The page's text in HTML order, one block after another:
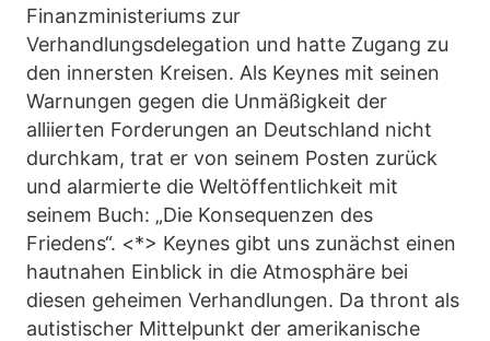
Finanzministeriums zur
Verhandlungsdelegation und hatte Zugang zu
den innersten Kreisen. Als Keynes mit seinen
Warnungen gegen die Unmäßigkeit der
alliierten Forderungen an Deutschland nicht
durchkam, trat er von seinem Posten zurück
und alarmierte die Weltöffentlichkeit mit
seinem Buch: „Die Konsequenzen des
Friedens“. <*> Keynes gibt uns zunächst einen
hautnahen Einblick in die Atmosphäre bei
diesen geheimen Verhandlungen. Da thront als
autistischer Mittelpunkt der amerikanische